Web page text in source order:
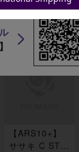
【ARS10+】
ササキ C ST0